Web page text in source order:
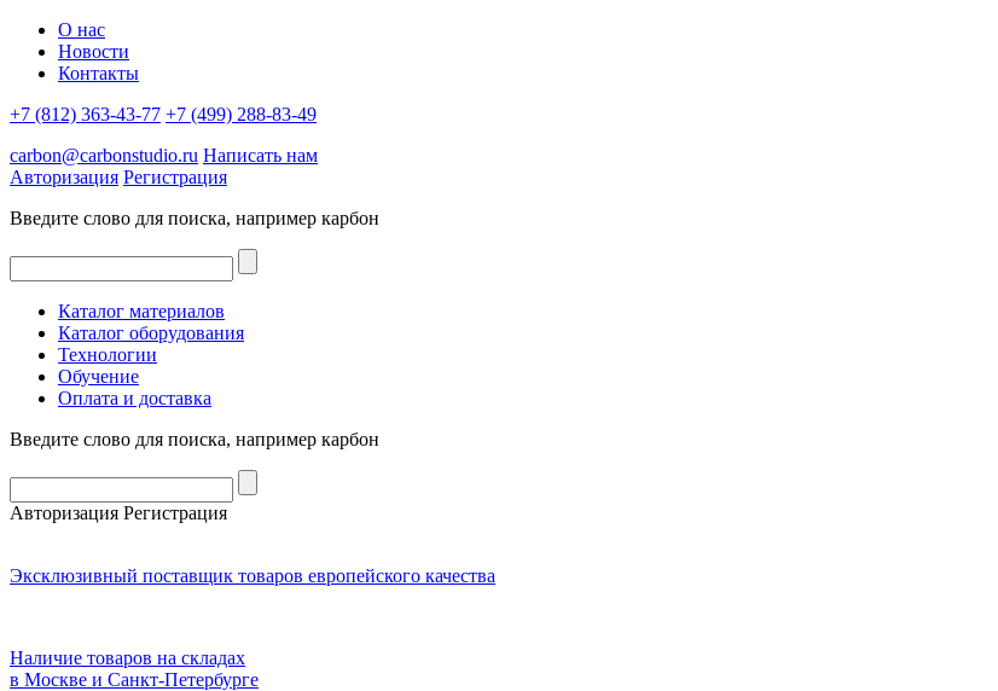
О нас
Новости
Контакты
+7 (812) 363-43-77 +7 (499) 288-83-49
carbon@carbonstudio.ru Написать нам
Авторизация Регистрация
Введите слово для поиска, например карбон
Каталог материалов
Каталог оборудования
Технологии
Обучение
Оплата и доставка
Введите слово для поиска, например карбон
Авторизация Регистрация
Эксклюзивный поставщик товаров европейского качества
Наличие товаров на складах
в Москве и Санкт-Петербурге